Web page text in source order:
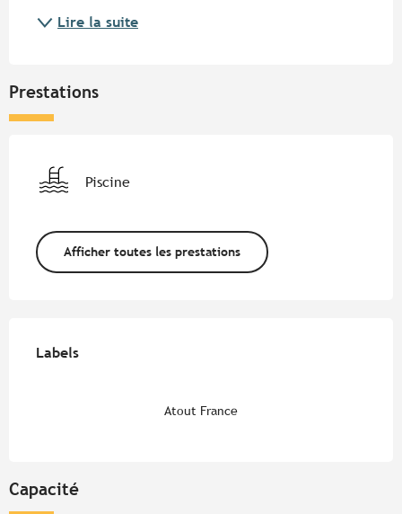
Lire la suite
Prestations
Piscine
Afficher toutes les prestations
Labels
Labels
Atout France
Capacité